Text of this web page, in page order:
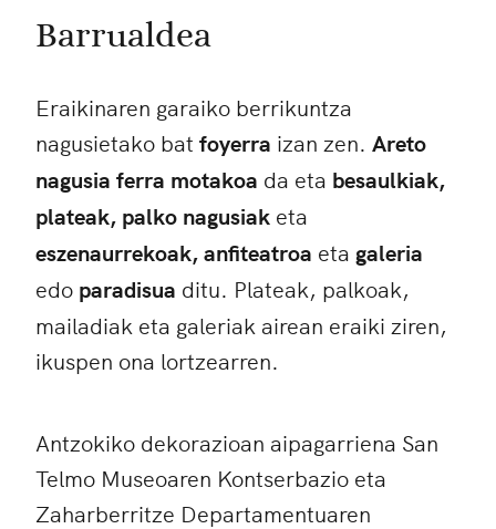
Barrualdea
Eraikinaren garaiko berrikuntza
nagusietako bat foyerra izan zen. Areto
nagusia ferra motakoa da eta besaulkiak,
plateak, palko nagusiak eta
eszenaurrekoak, anfiteatroa eta galeria
edo paradisua ditu. Plateak, palkoak,
mailadiak eta galeriak airean eraiki ziren,
ikuspen ona lortzearren.
Antzokiko dekorazioan aipagarriena San
Telmo Museoaren Kontserbazio eta
Zaharberritze Departamentuaren